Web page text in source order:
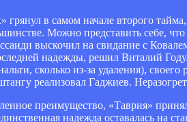
грянул в самом начале второго
Можно представить себе,
выскочил на свидание с
надежды, решил Виталий
сколько из-за удаления),
реализовал Гаджиев.
преимущество, «Таврия»
надежда оставалась на